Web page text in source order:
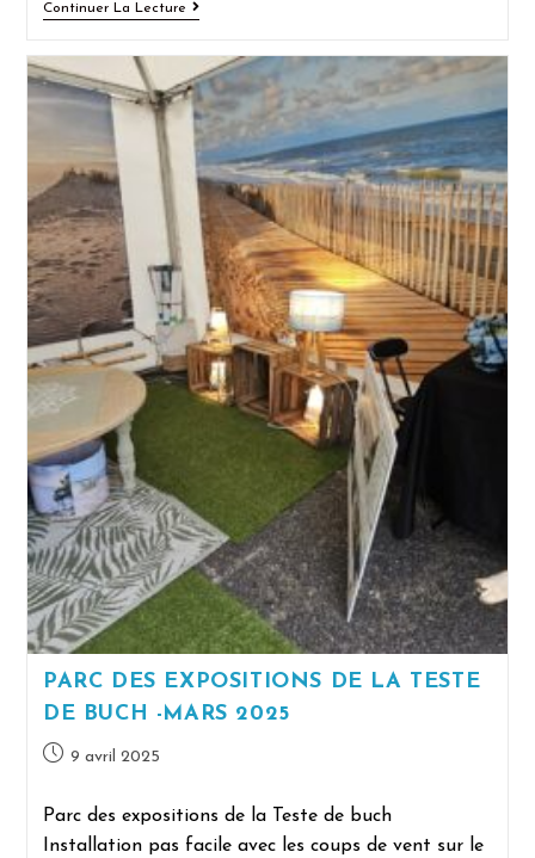
Continuer La Lecture
PARC DES EXPOSITIONS DE LA TESTE
DE BUCH -MARS 2025
9 avril 2025
Parc des expositions de la Teste de buch
Installation pas facile avec les coups de vent sur le